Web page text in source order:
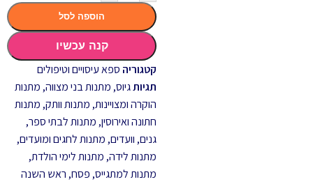
הוספה לסל
קנה עכשיו
קטגוריה ספא עיסויים וטיפולים
תגיותגיוס, מתנות בני מצווה, מתנות
הוקרה ומצויינות, מתנות וותק, מתנות
חתונה ואירוסין, מתנות לבתי ספר,
גנים, וועדים, מתנות לחגים ומועדים,
מתנות לידה, מתנות לימי הולדת,
מתנות למתגייס, פסח, ראש השנה